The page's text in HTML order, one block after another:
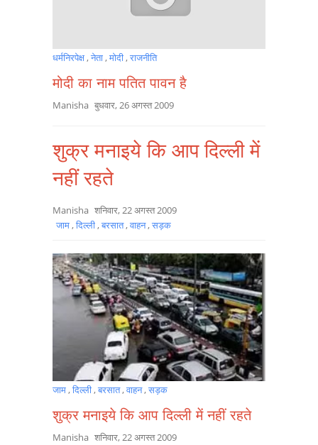
धर्मनिरपेक्ष,नेता,मोदी,राजनीति
मोदी का नाम पतित पावन है
Manisha बुधवार, 26 अगस्त 2009
शुक्र मनाइये कि आप दिल्ली में
नहीं रहते
Manisha शनिवार, 22 अगस्त 2009
जाम,दिल्ली,बरसात,वाहन,सड़क
जाम,दिल्ली,बरसात,वाहन,सड़क
शुक्र मनाइये कि आप दिल्ली में नहीं रहते
Manisha शनिवार, 22 अगस्त 2009